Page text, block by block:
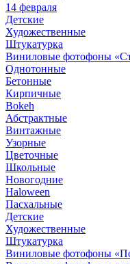
14 февраля
Детские
Художественные
Штукатурка
Виниловые фотофоны
Однотонные
Бетонные
Кирпичные
Bokeh
Абстрактные
Винтажные
Узорные
Цветочные
Школьные
Новогодние
Haloween
Пасхальные
Детские
Художественные
Штукатурка
Виниловые фотофоны